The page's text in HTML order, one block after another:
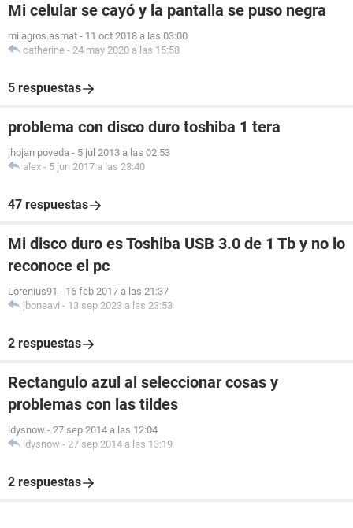
Mi celular se cayó y la pantalla se puso negra
milagros.asmat - 11 oct 2018 a las 03:00
catherine - 24 may 2020 a las 15:58
5 respuestas
problema con disco duro toshiba 1 tera
jhojan poveda - 5 jul 2013 a las 02:53
alex - 5 jun 2017 a las 23:40
47 respuestas
Mi disco duro es Toshiba USB 3.0 de 1 Tb y no lo
reconoce el pc
Lorenius91 - 16 feb 2017 a las 21:37
jboneavi - 13 sep 2023 a las 23:53
2 respuestas
Rectangulo azul al seleccionar cosas y
problemas con las tildes
ldysnow - 27 sep 2014 a las 12:04
ldysnow - 27 sep 2014 a las 13:19
2 respuestas